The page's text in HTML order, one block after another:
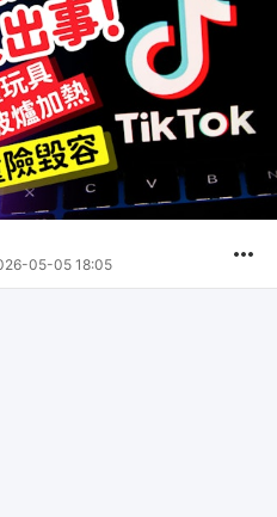
05-05 18:05